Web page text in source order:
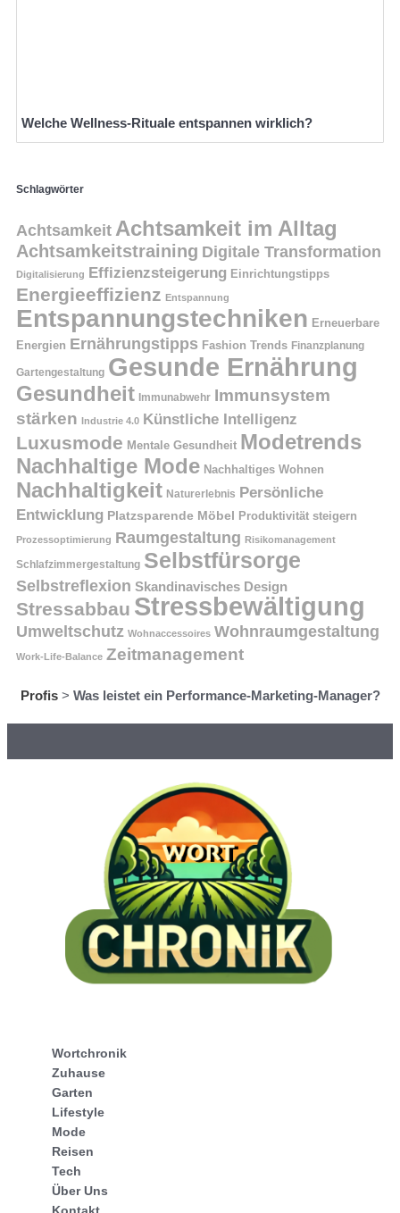
Welche Wellness-Rituale entspannen wirklich?
Schlagwörter
Achtsamkeit Achtsamkeit im Alltag
Achtsamkeitstraining Digitale Transformation
Digitalisierung Effizienzsteigerung Einrichtungstipps
Energieeffizienz Entspannung
Entspannungstechniken Erneuerbare
Energien Ernährungstipps Fashion Trends Finanzplanung
Gartengestaltung Gesunde Ernährung
Gesundheit Immunabwehr Immunsystem
stärken
Industrie 4.0 Künstliche Intelligenz
Luxusmode Mentale Gesundheit Modetrends
Nachhaltige Mode Nachhaltiges Wohnen
Nachhaltigkeit Naturerlebnis Persönliche
Entwicklung Platzsparende Möbel Produktivität steigern
Prozessoptimierung Raumgestaltung Risikomanagement
Schlafzimmergestaltung Selbstfürsorge
Selbstreflexion Skandinavisches Design
Stressabbau Stressbewältigung
Umweltschutz Wohnaccessoires Wohnraumgestaltung
Work-Life-Balance Zeitmanagement
Profis> Was leistet ein Performance-Marketing-Manager?
Wortchronik
Zuhause
Garten
Lifestyle
Mode
Reisen
Tech
Über Uns